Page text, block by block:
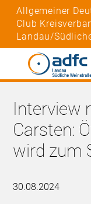
Allgemeiner
Club
Landau/
Interview
Carsten:
wird zum
30.08.2024